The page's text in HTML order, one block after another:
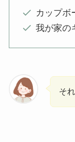
カップボ
我が家の
そ